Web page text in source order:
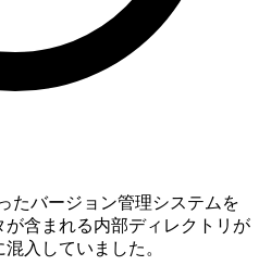
たバージョン管理システムを
含まれる内部ディレクトリが
入していました。